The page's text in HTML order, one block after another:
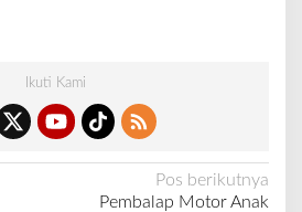
Ikuti Kami
Pos berikutnya
Pembalap Motor Anak